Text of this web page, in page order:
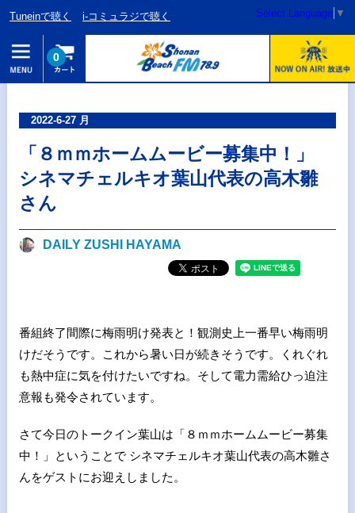
Tuneinで聴く i-コミュラジで聴く Select Language ▼
0
2022-6-27 月
「８ｍｍホームムービー募集中！」
シネマチェルキオ葉山代表の高木雛
さん
DAILY ZUSHI HAYAMA
番組終了間際に梅雨明け発表と！観測史上一番早い梅雨明
けだそうです。これから暑い日が続きそうです。くれぐれ
も熱中症に気を付けたいですね。そして電力需給ひっ迫注
意報も発令されています。
さて今日のトークイン葉山は「８ｍｍホームムービー募集
中！」ということで シネマチェルキオ葉山代表の高木雛さ
んをゲストにお迎えしました。